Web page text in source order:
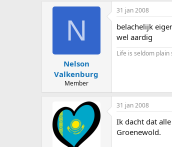
N
Nelson
Valkenburg
Member
31 jan 2008
belachelijk
wel aardig
Life is seldom plain
31 jan 2008
Ik dacht dat
Groenewold.